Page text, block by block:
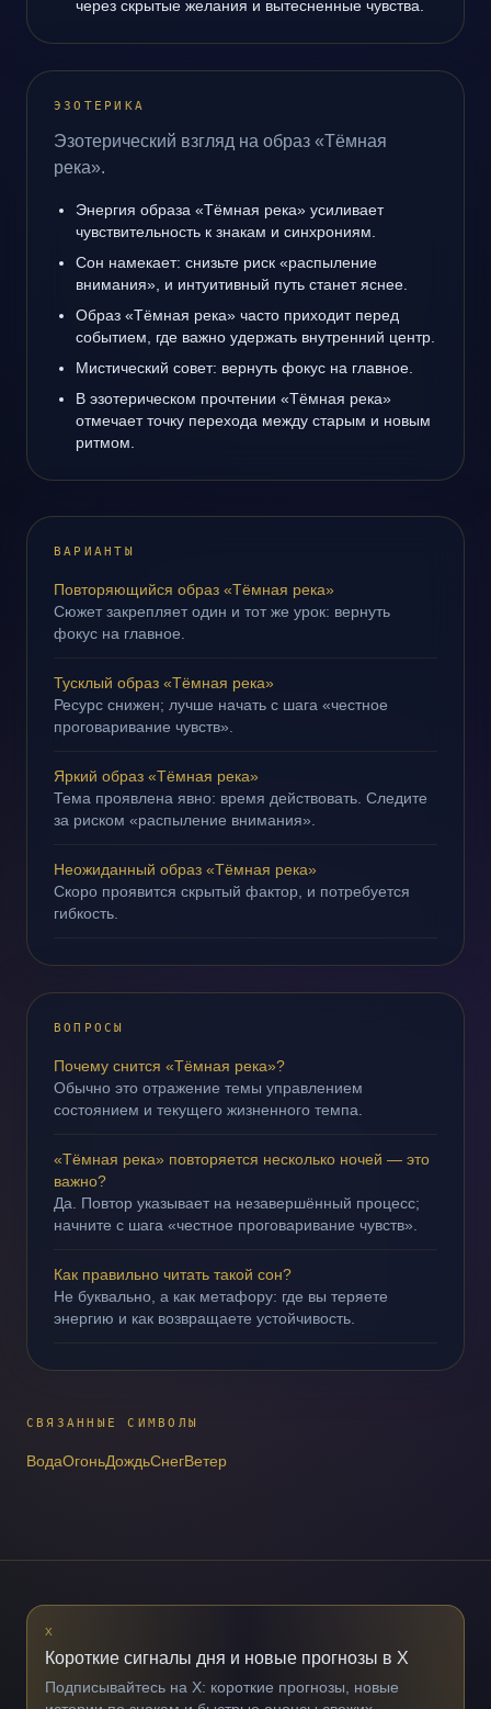
через скрытые желания и вытесненные чувства.
ЭЗОТЕРИКА
Эзотерический взгляд на образ «Тёмная
река».
Энергия образа «Тёмная река» усиливает
чувствительность к знакам и синхрониям.
Сон намекает: снизьте риск «распыление
внимания», и интуитивный путь станет яснее.
Образ «Тёмная река» часто приходит перед
событием, где важно удержать внутренний центр.
Мистический совет: вернуть фокус на главное.
В эзотерическом прочтении «Тёмная река»
отмечает точку перехода между старым и новым
ритмом.
ВАРИАНТЫ
Повторяющийся образ «Тёмная река»
Сюжет закрепляет один и тот же урок: вернуть
фокус на главное.
Тусклый образ «Тёмная река»
Ресурс снижен; лучше начать с шага «честное
проговаривание чувств».
Яркий образ «Тёмная река»
Тема проявлена явно: время действовать. Следите
за риском «распыление внимания».
Неожиданный образ «Тёмная река»
Скоро проявится скрытый фактор, и потребуется
гибкость.
ВОПРОСЫ
Почему снится «Тёмная река»?
Обычно это отражение темы управлением
состоянием и текущего жизненного темпа.
«Тёмная река» повторяется несколько ночей — это
важно?
Да. Повтор указывает на незавершённый процесс;
начните с шага «честное проговаривание чувств».
Как правильно читать такой сон?
Не буквально, а как метафору: где вы теряете
энергию и как возвращаете устойчивость.
СВЯЗАННЫЕ СИМВОЛЫ
ВодаОгоньДождьСнегВетер
X
Короткие сигналы дня и новые прогнозы в X
Подписывайтесь на X: короткие прогнозы, новые